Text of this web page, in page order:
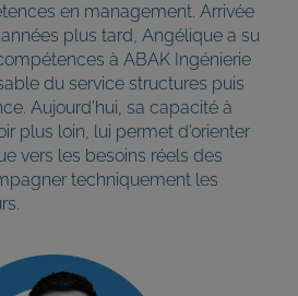
en management. Arrivée
plus tard, Angélique a su
à ABAK Ingénierie
du service structures puis
Aujourd’hui, sa capacité à
plus loin, lui permet d’orienter
vers les besoins réels des
techniquement les